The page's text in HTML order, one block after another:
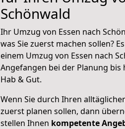
Schönwald
Ihr Umzug von Essen nach
was Sie zuerst machen sollen?
einem Umzug von Essen nach
Angefangen bei der Planung
Hab & Gut.
Wenn Sie durch Ihren
zuerst planen sollen, dann
stellen Ihnen kompetente